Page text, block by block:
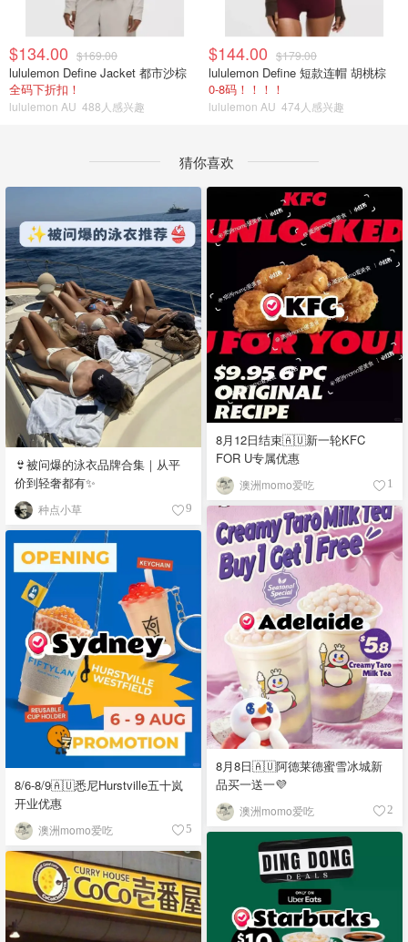
$134.00 $169.00
lululemon Define Jacket 都市沙棕
全码下折扣！
lululemon AU 488人感兴趣
$144.00 $179.00
lululemon Define 短款连帽 胡桃棕
0-8码！！！！
lululemon AU 474人感兴趣
猜你喜欢
👙被问爆的泳衣品牌合集｜从平
价到轻奢都有✨
种点小草 9
8月12日结束🇦🇺新一轮KFC
FOR U专属优惠
澳洲momo爱吃 1
8月8日🇦🇺阿德莱德蜜雪冰城新
品买一送一💜
澳洲momo爱吃 2
8/6-8/9🇦🇺悉尼Hurstville五十岚
开业优惠
澳洲momo爱吃 5